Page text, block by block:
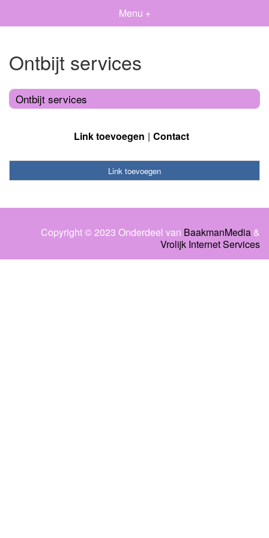
Menu +
Ontbijt services
Ontbijt services
Link toevoegen Contact
Link toevoegen
Copyright © 2023 Onderdeel van BaakmanMedia &
Vrolijk Internet Services